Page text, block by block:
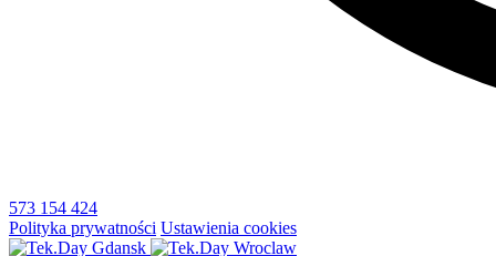
573 154 424
Polityka prywatności Ustawienia cookies